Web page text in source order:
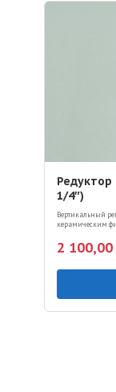
Редуктор
1/4″)
Вертикальный
керамическим
2